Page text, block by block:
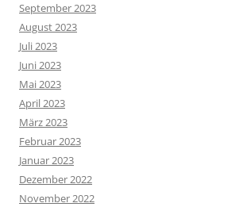
September 2023
August 2023
Juli 2023
Juni 2023
Mai 2023
April 2023
März 2023
Februar 2023
Januar 2023
Dezember 2022
November 2022